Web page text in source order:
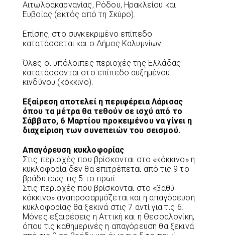
Αιτωλοακαρνανίας, Ρόδου, Ηρακλείου και
Ευβοίας (εκτός από τη Σκύρο).
Επίσης, στο συγκεκριμένο επίπεδο
κατατάσσεται και ο Δήμος Καλυμνίων.
Όλες οι υπόλοιπες περιοχές της Ελλάδας
κατατάσσονται στο επίπεδο αυξημένου
κινδύνου (κόκκινο).
Εξαίρεση αποτελεί η περιφέρεια Λάρισας
όπου τα μέτρα θα τεθούν σε ισχύ από το
Σάββατο, 6 Μαρτίου προκειμένου να γίνει η
διαχείριση των συνεπειών του σεισμού.
Απαγόρευση κυκλοφορίας
Στις περιοχές που βρίσκονται στο «κόκκινο» η
κυκλοφορία δεν θα επιτρέπεται από τις 9 το
βράδυ έως τις 5 το πρωί.
Στις περιοχές που βρίσκονται στο «βαθύ
κόκκινο» αναπροσαρμόζεται και η απαγόρευση
κυκλοφορίας θα ξεκινά στις 7 αντί για τις 6.
Μόνες εξαιρέσεις η Αττική και η Θεσσαλονίκη,
όπου τις καθημερινές η απαγόρευση θα ξεκινά